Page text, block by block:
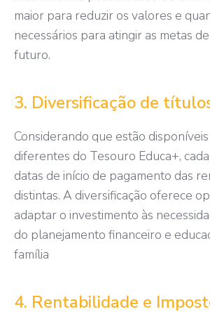
maior para reduzir os valores e
necessários para atingir as metas
futuro.
3. Diversificação de
Considerando que estão
diferentes do Tesouro Educa+,
datas de início de pagamento das
distintas. A diversificação oferece
adaptar o investimento às
do planejamento financeiro e
família
4. Rentabilidade e